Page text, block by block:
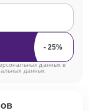
данных в
данных